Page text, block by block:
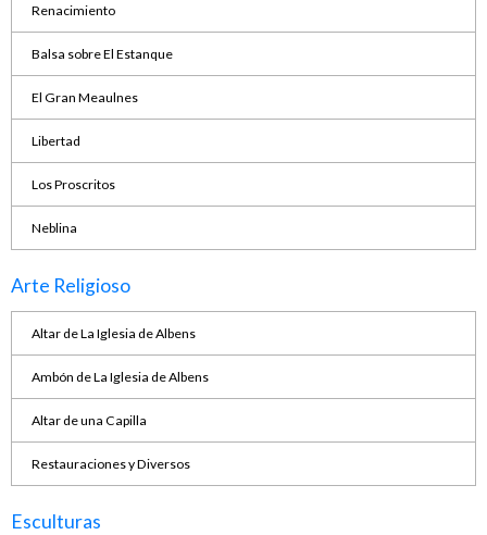
Renacimiento
Balsa sobre El Estanque
El Gran Meaulnes
Libertad
Los Proscritos
Neblina
Arte Religioso
Altar de La Iglesia de Albens
Ambón de La Iglesia de Albens
Altar de una Capilla
Restauraciones y Diversos
Esculturas